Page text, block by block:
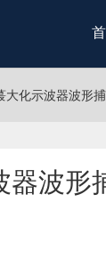
大化示波器波形
波形